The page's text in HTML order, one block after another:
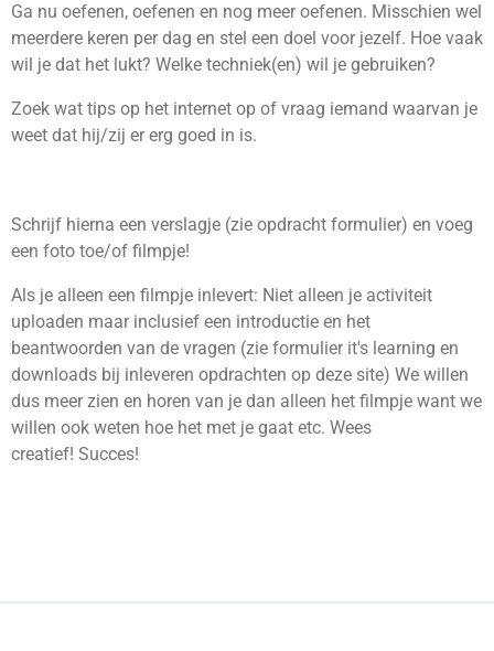
Ga nu oefenen, oefenen en nog meer oefenen. Misschien wel
meerdere keren per dag en stel een doel voor jezelf. Hoe vaak
wil je dat het lukt? Welke techniek(en) wil je gebruiken?
Zoek wat tips op het internet op of vraag iemand waarvan je
weet dat hij/zij er erg goed in is.
Schrijf hierna een verslagje (zie opdracht formulier) en voeg
een foto toe/of filmpje!
Als je alleen een filmpje inlevert: Niet alleen je activiteit
uploaden maar inclusief een introductie en het
beantwoorden van de vragen (zie formulier it's learning en
downloads bij inleveren opdrachten op deze site) We willen
dus meer zien en horen van je dan alleen het filmpje want we
willen ook weten hoe het met je gaat etc. Wees
creatief! Succes!